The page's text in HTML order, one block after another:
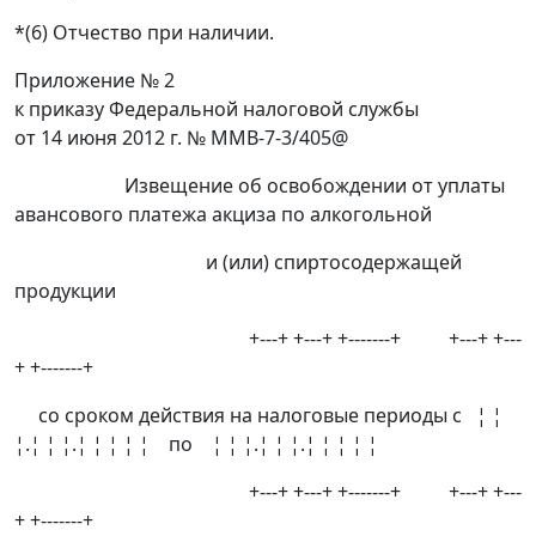
*(6) Отчество при наличии.
Приложение № 2
к приказу Федеральной налоговой службы
от 14 июня 2012 г. № ММВ-7-3/405@
Извещение об освобождении от уплаты
авансового платежа акциза по алкогольной
и (или) спиртосодержащей
продукции
+---+ +---+ +-------+ +---+ +---
+ +-------+
со сроком действия на налоговые периоды с ¦ ¦
¦.¦ ¦ ¦.¦ ¦ ¦ ¦ ¦ по ¦ ¦ ¦.¦ ¦ ¦.¦ ¦ ¦ ¦ ¦
+---+ +---+ +-------+ +---+ +---
+ +-------+